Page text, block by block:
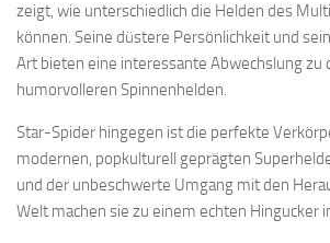
zeigt, wie unterschiedlich die Helden des
können. Seine düstere Persönlichkeit und
Art bieten eine interessante Abwechslung zu
humorvolleren Spinnenhelden.
Star-Spider hingegen ist die perfekte
modernen, popkulturell geprägten
und der unbeschwerte Umgang mit den
Welt machen sie zu einem echten Hingucker